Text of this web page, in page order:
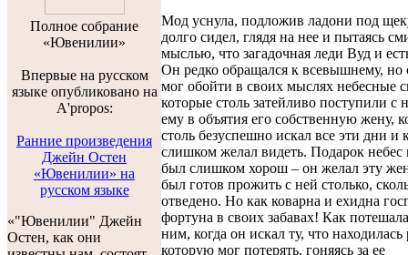
Полноe собраниe
«Ювенилии»
Впервые на русском
языке опубликовано на
A'propos:
Ранние произведения
Джейн Остен
«Ювенилии» на
русском языке
«"Ювенилии" Джейн
Остен, как они
Мод уснула, подложив ладони под
долго сидел, глядя на нее и пытаясь
мыслью, что загадочная леди Вуд и
Он редко обращался к всевышнему, но
мог обойти в своих мыслях небесные
которые столь затейливо поступили с
ему в объятия его собственную жену,
столь безуспешно искал все эти дни и
слишком желал видеть. Подарок небес
был слишком хорош – он желал эту
был готов прожить с ней столько,
отведено. Но как коварна и ехидна
фортуна в своих забавах! Как
ним, когда он искал ту, что находилась
которую мог потерять, гоняясь за ее